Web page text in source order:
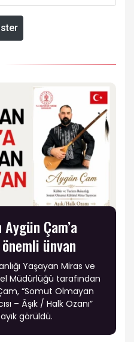
Aygün Çam’a
ünvan
Yaşayan Miras ve
Müdürlüğü tarafından
“Somut Olmayan
– Âşık / Halk Ozanı”
görüldü.